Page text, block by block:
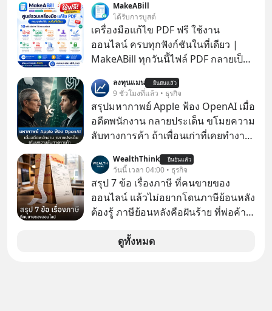
Dalio ชายผู้เคยทำนายวิกฤตเศรษฐกิจ
มาแล้วหลายต่อหลายครั้ง ออกมาส่ง
สัญญาณเตือนระเบิดเวลาลูกใหม่ที่
กำลังก่อตัวขึ้น จาก "ระเบิดหนี้สิน
มหาศาล" ผสานเข้ากับ "ฟองสบู่กระแส
AI" ที่ผู้คนกำลังแห่ไล่ราคาอย่างบ้าคลั่ง
บทเรียนจากประวัติศาสตร์ 500 ปี บอก
อะไรเรา? ระเบียบโลกกำลังจะเปลี่ยน
มือไปในทิศทางไหน? และเราควรรับมือ
อย่างไรก่อนที่ทุกอย่างจะสายเกินไป?
ร่วมเจาะลึกบทวิเคราะห์และข้อคิดการ
เงินฉบับ Dalio กันได้ใน EP. นี้
#RayDalio #สรุปบทเรียน #การเงินการ
ลงทุน #MissionToTheMoon
#MissionToTheMoonPodcast
MakeABill
ได้รับการบูสต์
เครื่องมือแก้ไข PDF ฟรี ใช้งาน
ออนไลน์ ครบทุกฟังก์ชันในที่เดียว |
MakeABill ทุกวันนี้ไฟล์ PDF กลายเป็น
จะเป็นใบเสนอราคา ใบกำกับภาษี
สัญญา รายงาน หรือเอกสารราชการ
แต่หลายครั้งเราจำเป็นต้อง รวมไฟล์
PDF, แยกหน้า PDF, ใส่ลายเซ็น, บีบอัด
เว็บไซต์และหลายโปรแกรม
ลงทุนแมน ยืนยันแล้ว
9 ชั่วโมงที่แล้ว • ธุรกิจ
สรุปมหากาพย์ Apple ฟ้อง OpenAI เมื่อ
อดีตพนักงาน กลายประเด็น ขโมยความ
ลับทางการค้า ถ้าเพื่อนเก่าที่เคยทำงาน
เก่าที่เขาเคยทำไว้ ตอนยังอยู่บริษัท
เดียวกัน
WealthThink ยืนยันแล้ว
วันนี้ เวลา 04:00 • ธุรกิจ
สรุป 7 ข้อ เรื่องภาษี ที่คนขายของ
ออนไลน์ แล้วไม่อยากโดนภาษีย้อนหลัง
ต้องรู้ ภาษีย้อนหลังคือฝันร้าย ที่พ่อค้า
ดูทั้งหมด